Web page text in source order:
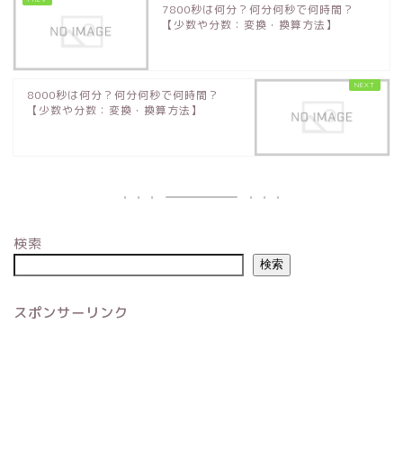
7800秒は何分？何分何秒で何時間？
【少数や分数：変換・換算方法】
8000秒は何分？何分何秒で何時間？
【少数や分数：変換・換算方法】
検索
検索
スポンサーリンク